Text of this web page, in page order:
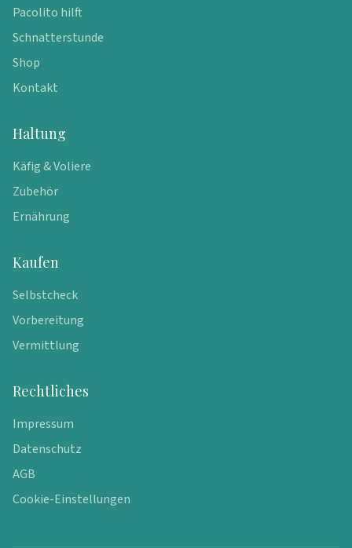
Pacolito hilft
Schnatterstunde
Shop
Kontakt
Haltung
Käfig & Voliere
Zubehör
Ernährung
Kaufen
Selbstcheck
Vorbereitung
Vermittlung
Rechtliches
Impressum
Datenschutz
AGB
Cookie-Einstellungen